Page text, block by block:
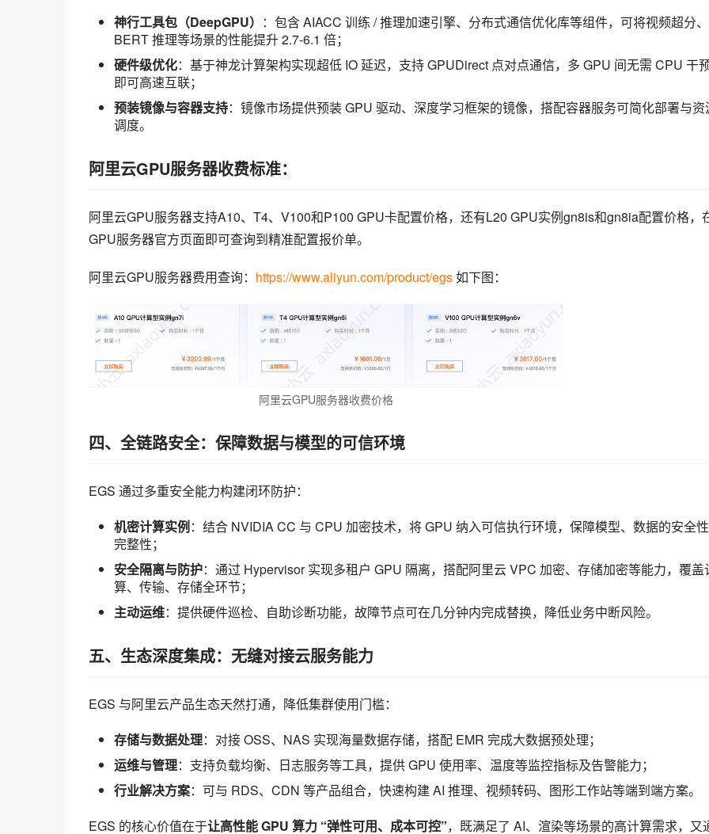
神行工具包（DeepGPU） ：包含 AIACC 训练 / 推理加速引擎、分布式通信优化库等组件，可将视频超分、
BERT 推理等场景的性能提升 2.7-6.1 倍；
硬件级优化：基于神龙计算架构实现超低 IO 延迟，支持 GPUDirect 点对点通信，多 GPU 间无需 CPU 干
即可高速互联；
预装镜像与容器支持：镜像市场提供预装 GPU 驱动、深度学习框架的镜像，搭配容器服务可简化部署与资
调度。
阿里云GPU服务器收费标准：
阿里云GPU服务器支持A10、T4、V100和P100 GPU卡配置价格，还有L20 GPU实例gn8is和gn8ia配置价格，
GPU服务器官方页面即可查询到精准配置报价单。
阿里云GPU服务器费用查询： https://www.aliyun.com/product/egs 如下图：
阿里云GPU服务器收费价格
四、全链路安全：保障数据与模型的可信环境
EGS 通过多重安全能力构建闭环防护：
机密计算实例：结合 NVIDIA CC 与 CPU 加密技术，将 GPU 纳入可信执行环境，保障模型、数据的安全
完整性；
安全隔离与防护：通过 Hypervisor 实现多租户 GPU 隔离，搭配阿里云 VPC 加密、存储加密等能力，覆盖
算、传输、存储全环节；
主动运维：提供硬件巡检、自助诊断功能，故障节点可在几分钟内完成替换，降低业务中断风险。
五、生态深度集成：无缝对接云服务能力
EGS 与阿里云产品生态天然打通，降低集群使用门槛：
存储与数据处理：对接 OSS、NAS 实现海量数据存储，搭配 EMR 完成大数据预处理；
运维与管理：支持负载均衡、日志服务等工具，提供 GPU 使用率、温度等监控指标及告警能力；
行业解决方案：可与 RDS、CDN 等产品组合，快速构建 AI 推理、视频转码、图形工作站等端到端方案。
EGS 的核心价值在于让高性能 GPU 算力 “弹性可用、成本可控”，既满足了 AI、渲染等场景的高计算需求，又